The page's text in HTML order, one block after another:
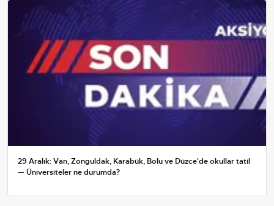
29 Aralık: Van, Zonguldak, Karabük, Bolu ve Düzce'de okullar tatil
— Üniversiteler ne durumda?